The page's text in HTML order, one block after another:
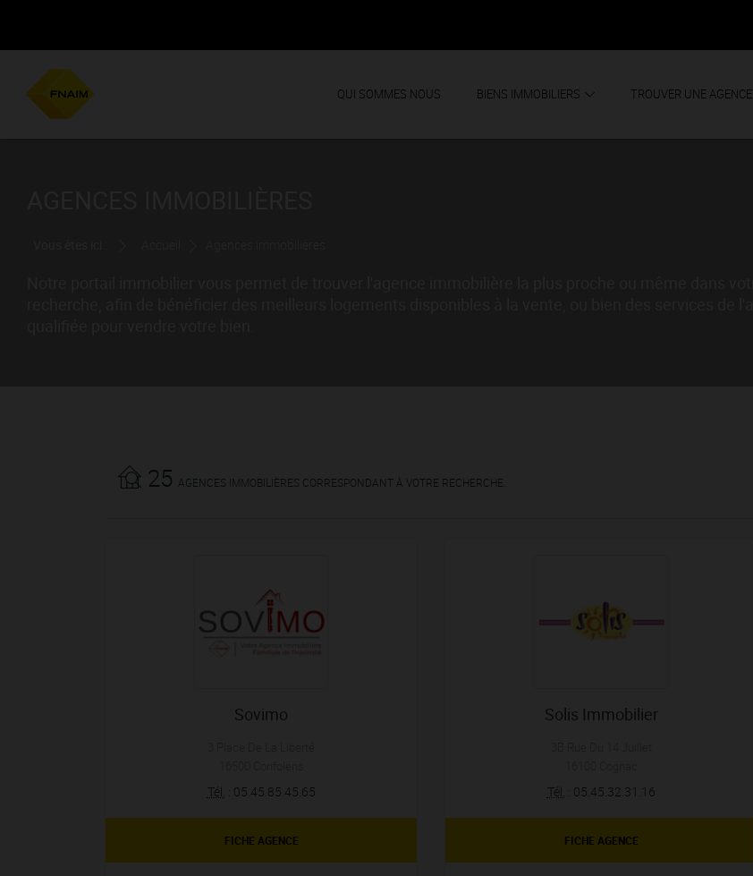
QUI SOMMES NOUS BIENS IMMOBILIERS TROUVER UNE AGENCE
25 AGENCES IMMOBILIÈRES CORRESPONDANT À VOTRE RECHERCHE.
Sovimo
Tél. : 05.45.85.45.65
FICHE AGENCE
Solis Immobilier
Tél. : 05.45.32.31.16
FICHE AGENCE